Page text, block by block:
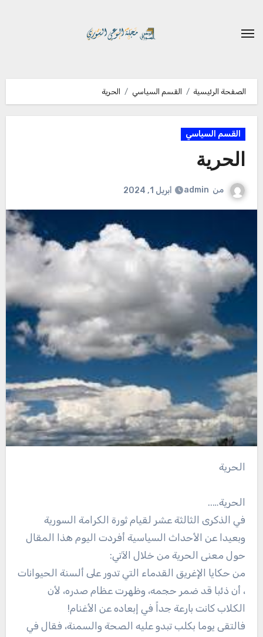
المحتوى
الصفحة الرئيسية القسم السياسي الحرية
القسم السياسي
الحرية
من admin أبريل 1, 2024
الحرية
الحرية…..
في الذكرى الثالثة عشر لقيام ثورة الكرامة السورية
وبعيدا عن الأحداث السياسية أفردت اليوم هذا المقال
حول معنى الحرية من خلال الآتي:
من حكايا الإغريق القدماء التي تدور على ألسنة الحيوانات
، أن ذئبا قد ضمر حجمه، وظهرت عظام صدره، لأن
الكلاب كانت بارعة جداً في إبعاده عن الأغنام!
فالتقى يوما بكلب تبدو عليه الصحة والسمنة، فقال في